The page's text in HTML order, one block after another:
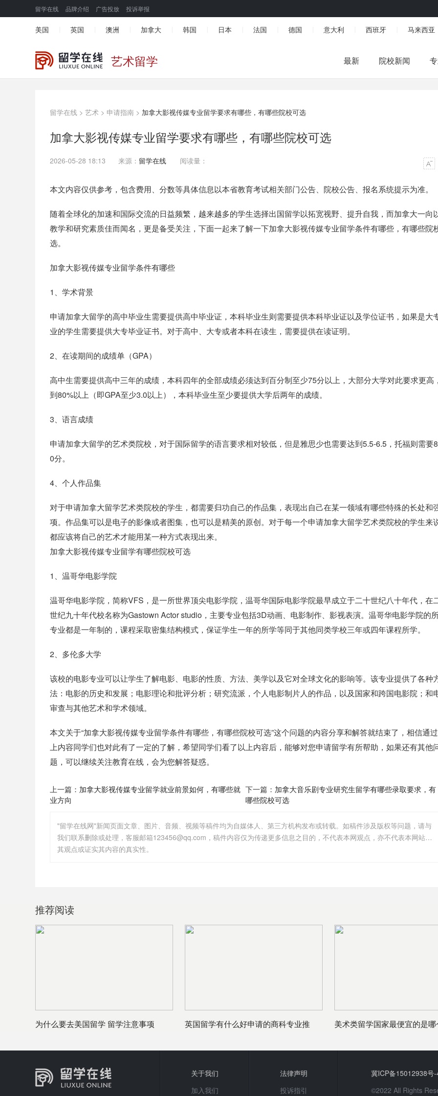
留学在线 品牌介绍 广告投放 投诉举报
美国 英国 澳洲 加拿大 韩国 日本 法国 德国 意大利 西班牙 马来西亚
艺术留学 最新 院校新闻
留学在线 > 艺术 > 申请指南 > 加拿大影视传媒专业留学要求有哪些，有哪些院校可选
加拿大影视传媒专业留学要求有哪些，有哪些院校可选
2026-05-28 18:13 来源： 留学在线 阅读量：
本文内容仅供参考，包含费用、分数等具体信息以本省教育考试相关部门公告、院校公告、报名系统提示为准。
随着全球化的加速和国际交流的日益频繁，越来越多的学生选择出国留学以拓宽视野、提升自我，而加拿大一向
教学和研究素质佳而闻名，更是备受关注，下面一起来了解一下加拿大影视传媒专业留学条件有哪些，有哪些院
选。
加拿大影视传媒专业留学条件有哪些
1、学术背景
申请加拿大留学的高中毕业生需要提供高中毕业证，本科毕业生则需要提供本科毕业证以及学位证书，如果是大
业的学生需要提供大专毕业证书。对于高中、大专或者本科在读生，需要提供在读证明。
2、在读期间的成绩单（GPA）
高中生需要提供高中三年的成绩，本科四年的全部成绩必须达到百分制至少75分以上，大部分大学对此要求更高
到80%以上（即GPA至少3.0以上），本科毕业生至少要提供大学后两年的成绩。
3、语言成绩
申请加拿大留学的艺术类院校，对于国际留学的语言要求相对较低，但是雅思少也需要达到5.5-6.5，托福则需要
0分。
4、个人作品集
对于申请加拿大留学艺术类院校的学生，都需要归功自己的作品集，表现出自己在某一领域有哪些特殊的长处和
项。作品集可以是电子的影像或者图集，也可以是精美的原创。对于每一个申请加拿大留学艺术类院校的学生来
都应该将自己的艺术才能用某一种方式表现出来。
加拿大影视传媒专业留学有哪些院校可选
1、温哥华电影学院
温哥华电影学院，简称VFS，是一所世界顶尖电影学院，温哥华国际电影学院最早成立于二十世纪八十年代，在
世纪九十年代校名称为Gastown Actor studio，主要专业包括3D动画、电影制作、影视表演。温哥华电影学院的
专业都是一年制的，课程采取密集结构模式，保证学生一年的所学等同于其他同类学校三年或四年课程所学。
2、多伦多大学
该校的电影专业可以让学生了解电影、电影的性质、方法、美学以及它对全球文化的影响等。该专业提供了各种
法：电影的历史和发展；电影理论和批评分析；研究流派，个人电影制片人的作品，以及国家和跨国电影院；和
审查与其他艺术和学术领域。
本文关于“加拿大影视传媒专业留学条件有哪些，有哪些院校可选”这个问题的内容分享和解答就结束了，相信通
上内容同学们也对此有了一定的了解，希望同学们看了以上内容后，能够对您申请留学有所帮助，如果还有其他
题，可以继续关注教育在线，会为您解答疑惑。
上一篇： 加拿大影视传媒专业留学就业前景如何，有哪些就
业方向
下一篇： 加拿大音乐剧专业研究生留学有哪些录取要求，有
哪些院校可选
"留学在线网"新闻页面文章、图片、音频、视频等稿件均为自媒体人、第三方机构发布或转载。如稿件涉及版权等问题，请与
我们联系删除或处理，客服邮箱123456@qq.com，稿件内容仅为传递更多信息之目的，不代表本网观点，亦不代表本网站赞同
其观点或证实其内容的真实性。
推荐阅读
为什么要去美国留学 留学注意事项
英国留学有什么好申请的商科专业推
美术类留学国家最便宜的是
关于我们
加入我们
法律声明
投诉指引
冀ICP备15012938号
©2022 All Rights